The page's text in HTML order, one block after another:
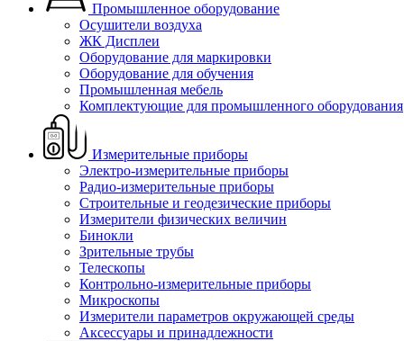
Промышленное оборудование
Осушители воздуха
ЖК Дисплеи
Оборудование для маркировки
Оборудование для обучения
Промышленная мебель
Комплектующие для промышленного оборудования
Измерительные приборы
Электро-измерительные приборы
Радио-измерительные приборы
Строительные и геодезические приборы
Измерители физических величин
Бинокли
Зрительные трубы
Телескопы
Контрольно-измерительные приборы
Микроскопы
Измерители параметров окружающей среды
Аксессуары и принадлежности